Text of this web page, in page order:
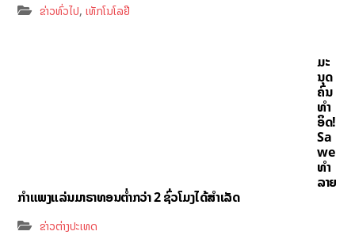
ຂ່າວທົ່ວໄປ,ເທັກໂນໂລຢີ
ມະ
ນຸດ
ຄົນ
ທຳ
ອິດ!
Sa
we
ທຳ
ລາຍ
ກຳແພງແລ່ນມາຣາທອນຕ່ຳກວ່າ 2 ຊົ່ວໂມງໄດ້ສຳເລັດ
ຂ່າວຕ່າງປະເທດ